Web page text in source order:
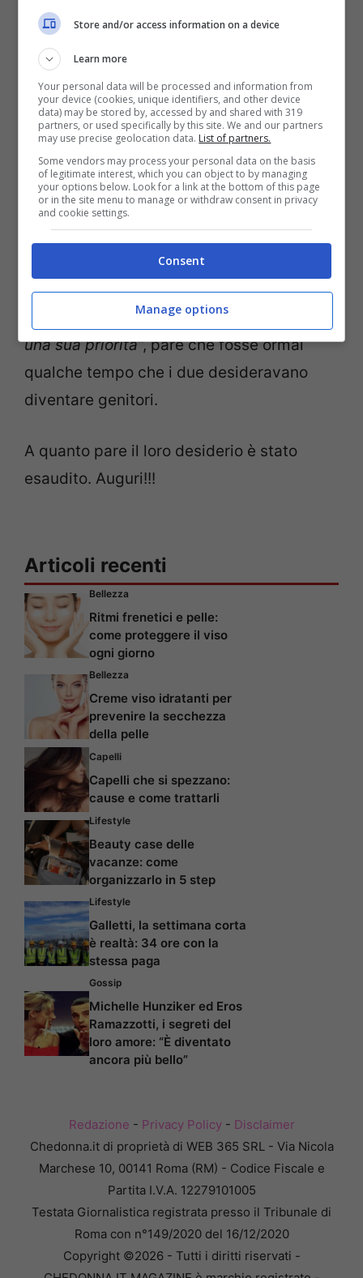
-> TI POTREBBE INTERESSARE ANCHE: Il
matrimonio di George Clooney e Amal
Alamuddin
George ed Amal sono sposati dal 2014 e,
nonostante nel maggio del 2015 Clooney
avesse affermato che un figlio
una sua priorità’‘, pare che fosse ormai
qualche tempo che i due desideravano
diventare genitori.
A quanto pare il loro desiderio è stato
esaudito. Auguri!!!
Articoli recenti
Bellezza
Ritmi frenetici e pelle:
come proteggere il viso
ogni giorno
Bellezza
Creme viso idratanti per
prevenire la secchezza
della pelle
Capelli
Capelli che si spezzano:
cause e come trattarli
Lifestyle
Beauty case delle
vacanze: come
organizzarlo in 5 step
Lifestyle
Galletti, la settimana corta
è realtà: 34 ore con la
stessa paga
Gossip
Michelle Hunziker ed Eros
Ramazzotti, i segreti del
loro amore: “È diventato
ancora più bello”
Redazione - Privacy Policy- Disclaimer
Chedonna.it di proprietà di WEB 365 SRL - Via Nicola
Marchese 10, 00141 Roma (RM) - Codice Fiscale e
Partita I.V.A. 12279101005
Testata Giornalistica registrata presso il Tribunale di
Roma con n°149/2020 del 16/12/2020
Copyright ©2026 - Tutti i diritti riservati -
Store and/or access information on a device
Learn more
Your personal data will be processed and information from
your device (cookies, unique identifiers, and other device
data) may be stored by, accessed by and shared with 319
partners, or used specifically by this site. We and our partners
may use precise geolocation data. List of partners.
Some vendors may process your personal data on the basis
of legitimate interest, which you can object to by managing
your options below. Look for a link at the bottom of this page
or in the site menu to manage or withdraw consent in privacy
and cookie settings.
Consent
Manage options